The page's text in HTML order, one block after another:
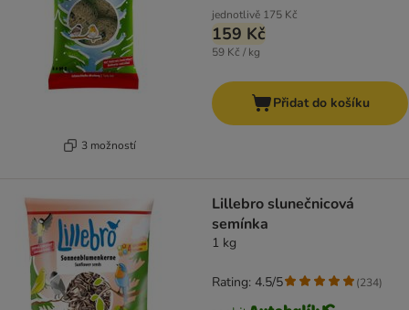
3 možností
jednotlivě 175 Kč
159 Kč
59 Kč / kg
Přidat do košíku
Lillebro slunečnicová
semínka
1 kg
Rating: 4.5/5 (234)